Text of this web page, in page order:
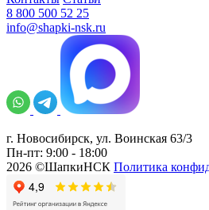
8 800 500 52 25
info@shapki-nsk.ru
г. Новосибирск, ул. Воинская 63/3
Пн-пт: 9:00 - 18:00
2026 ©ШапкиНСК Политика